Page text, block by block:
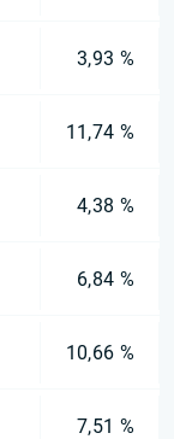
3,93 %
11,74 %
4,38 %
6,84 %
10,66 %
7,51 %